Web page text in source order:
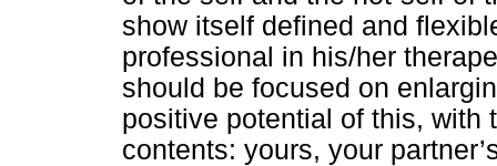
show itself defined and
professional in his/her
should be focused on
positive potential of this, with
contents: yours, your